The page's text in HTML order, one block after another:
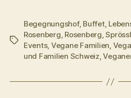
Schlagwörter
Begegnungshof, Buffet,
Rosenberg, Rosenberg,
Events, Vegane Familien,
und Familien Schweiz,